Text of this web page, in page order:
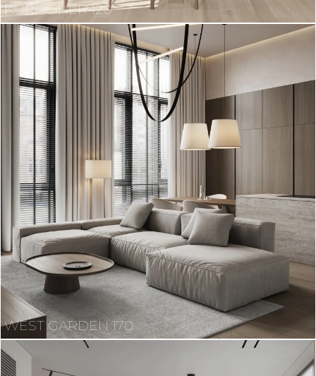
KURDONER 120
WEST GARDEN 170